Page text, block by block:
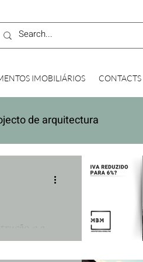
IMOBILIÁRIOS CONTACTS
de arquitectura
Orçamento do Estado
e a